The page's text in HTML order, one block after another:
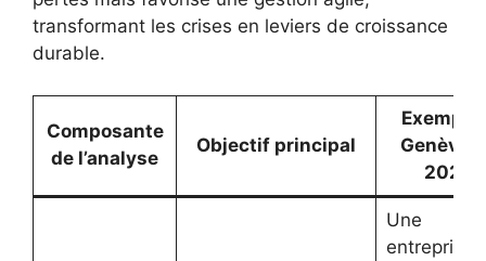
transformant les crises en leviers de croissance
durable.
Composante
de l’analyse
Objectif principal
Exemple
Genève
2025
Une
entreprise